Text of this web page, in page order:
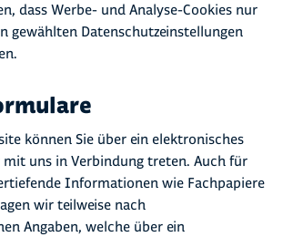
dass Werbe- und Analyse-Cookies nur
gewählten Datenschutzeinstellungen
können Sie über ein elektronisches
uns in Verbindung treten. Auch für
Informationen wie Fachpapiere
wir teilweise nach
Angaben, welche über ein